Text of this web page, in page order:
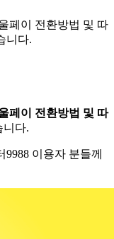
페이 전환방법 및 따
니다.
페이 전환방법 및 따
니다.
이용자 분들께